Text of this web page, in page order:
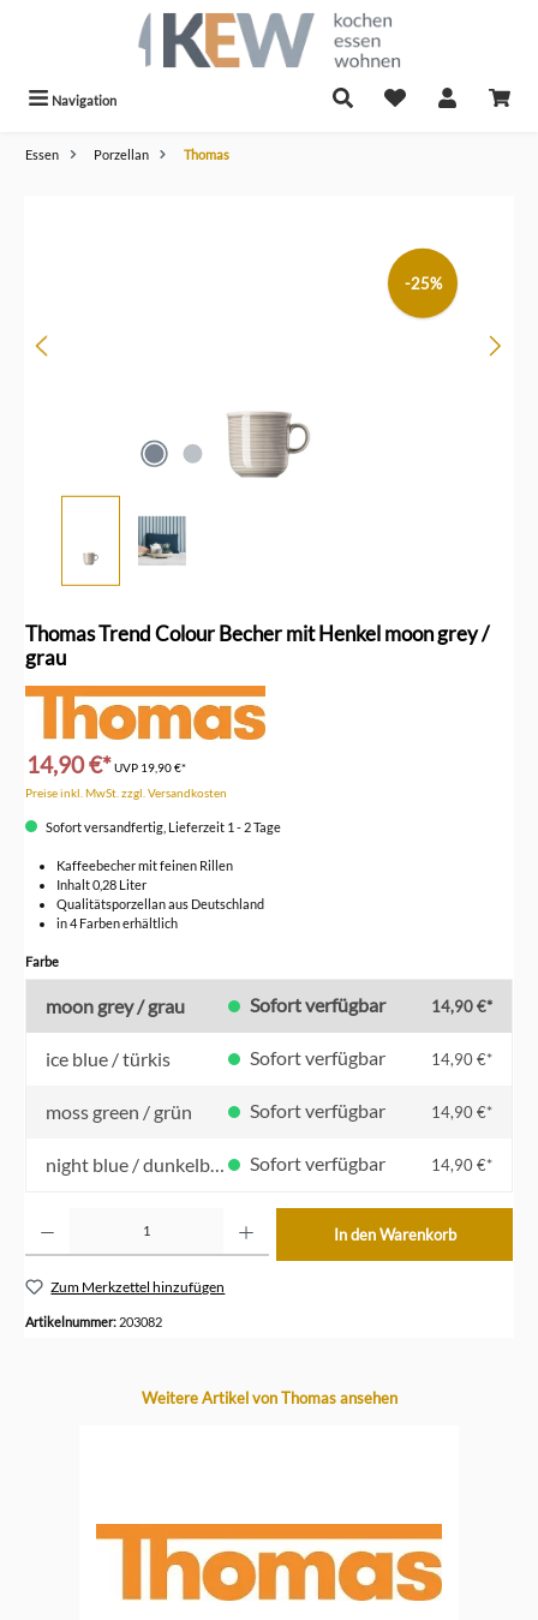
Navigation
Essen Porzellan Thomas
-25%
Thomas Trend Colour Becher mit Henkel moon grey /
grau
14,90 €*UVP 19,90 €*
Preise inkl. MwSt. zzgl. Versandkosten
Sofort versandfertig, Lieferzeit 1 - 2 Tage
Kaffeebecher mit feinen Rillen
Inhalt 0,28 Liter
Qualitätsporzellan aus Deutschland
in 4 Farben erhältlich
Farbeauswählen
moon grey / grau Sofort verfügbar 14,90 €*
ice blue / türkis Sofort verfügbar 14,90 €*
moss green / grün Sofort verfügbar 14,90 €*
night blue / dunkelblau Sofort verfügbar 14,90 €*
In den Warenkorb
Zum Merkzettel hinzufügen
Artikelnummer: 203082
Produktgalerie überspringen
Weitere Artikel von Thomas ansehen